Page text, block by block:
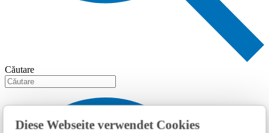
Diese Webseite verwendet Cookies
Căutare